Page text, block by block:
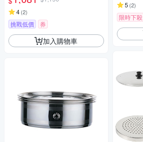
4(2)
挑戰低價 券
加入購物車
5 (2)
限時下殺